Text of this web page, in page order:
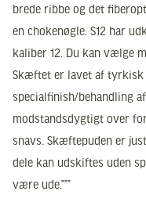
brede ribbe og det
en chokenøgle. S12 har
kaliber 12. Du kan vælge
Skæftet er lavet af
specialfinish/behandling
modstandsdygtigt over
snavs. Skæftepuden er
dele kan udskiftes uden
være ude.”””